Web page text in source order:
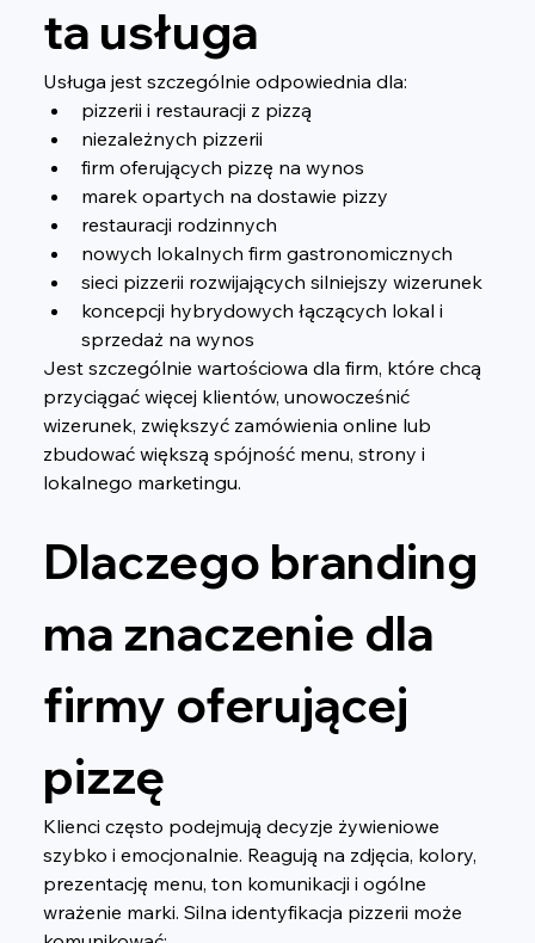
ta usługa
Usługa jest szczególnie odpowiednia dla:
pizzerii i restauracji z pizzą
niezależnych pizzerii
firm oferujących pizzę na wynos
marek opartych na dostawie pizzy
restauracji rodzinnych
nowych lokalnych firm gastronomicznych
sieci pizzerii rozwijających silniejszy wizerunek
koncepcji hybrydowych łączących lokal i
sprzedaż na wynos
Jest szczególnie wartościowa dla firm, które chcą
przyciągać więcej klientów, unowocześnić
wizerunek, zwiększyć zamówienia online lub
zbudować większą spójność menu, strony i
lokalnego marketingu.
Dlaczego branding
ma znaczenie dla
firmy oferującej
pizzę
Klienci często podejmują decyzje żywieniowe
szybko i emocjonalnie. Reagują na zdjęcia, kolory,
prezentację menu, ton komunikacji i ogólne
wrażenie marki. Silna identyfikacja pizzerii może